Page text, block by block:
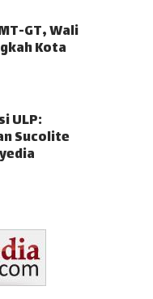
GT, Wali
Kota
ULP:
Sucolite